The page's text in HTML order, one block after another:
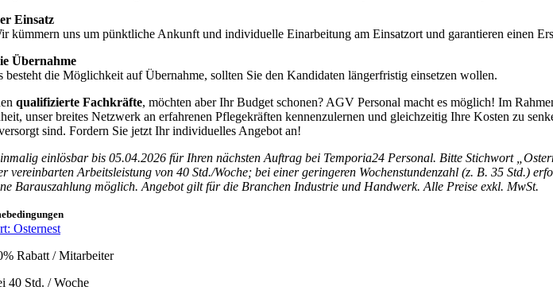
Einsatz
kümmern uns um pünktliche Ankunft und individuelle Einarbeitung am Einsatzort und garantieren einen
Übernahme
besteht die Möglichkeit auf Übernahme, sollten Sie den Kandidaten längerfristig einsetzen wollen.
qualifizierte Fachkräfte, möchten aber Ihr Budget schonen? AGV Personal macht es möglich! Im
unser breites Netzwerk an erfahrenen Pflegekräften kennenzulernen und gleichzeitig Ihre Kosten zu
sind. Fordern Sie jetzt Ihr individuelles Angebot an!
einlösbar bis 05.04.2026 für Ihren nächsten Auftrag bei Temporia24 Personal. Bitte Stichwort
vereinbarten Arbeitsleistung von 40 Std./Woche; bei einer geringeren Wochenstundenzahl (z. B. 35 Std.)
Barauszahlung möglich. Angebot gilt für die Branchen Industrie und Handwerk. Alle Preise exkl. MwSt.
Osternest
Rabatt / Mitarbeiter
40 Std. / Woche